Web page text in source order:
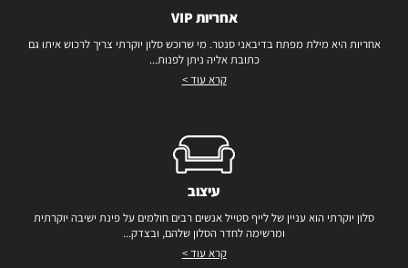
אחריות VIP
אחריות היא מילת מפתח בדיבאני סנטר. מי שרוכש סלון יוקרתי צריך לרכוש איתו גם
כתובת אליה ניתן לפנות...
קרא עוד >
עיצוב
סלון יוקרתי הוא עניין של לייף סטייל אנשים רבים חולמים על פינת ישיבה יוקרתית
ומרשימה לחדר הסלון שלהם, ובצדק...
קרא עוד >